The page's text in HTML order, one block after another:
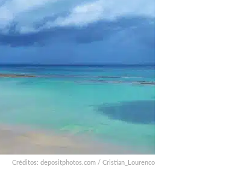
Créditos: depositphotos.com / Cristian_Lourenco